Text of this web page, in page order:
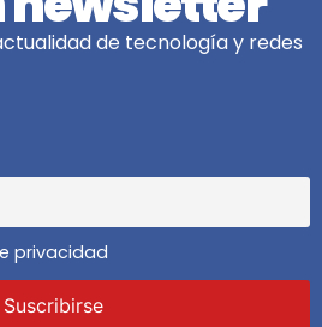
de tecnología y redes
privacidad